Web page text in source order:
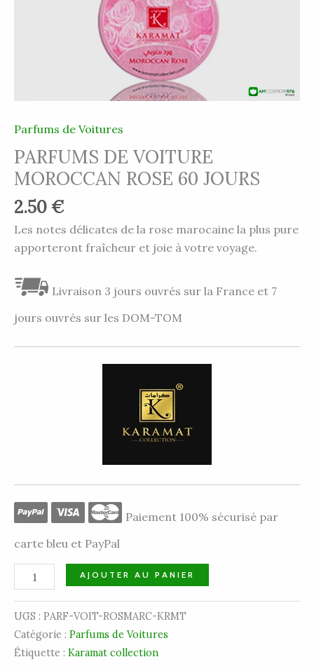
Parfums de Voitures
PARFUMS DE VOITURE
MOROCCAN ROSE 60 JOURS
2.50€
Les notes délicates de la rose marocaine la plus pure
apporteront fraîcheur et joie à votre voyage.
Livraison 3 jours ouvrés sur la France et 7
jours ouvrés sur les DOM-TOM
Paiement 100% sécurisé par
carte bleu et PayPal
AJOUTER AU PANIER
UGS : PARF-VOIT-ROSMARC-KRMT
Catégorie : Parfums de Voitures
Étiquette : Karamat collection